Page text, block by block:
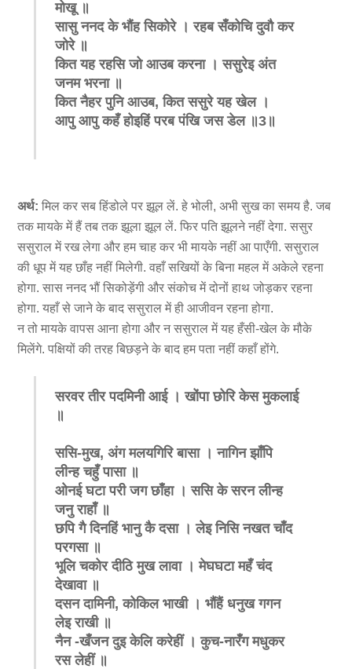
मोखू ॥
सासु ननद के भौंह सिकोरे । रहब सँकोचि दुवौ कर
जोरे ॥
कित यह रहसि जो आउब करना । ससुरेइ अंत
जनम भरना ॥
कित नैहर पुनि आउब,कित ससुरे यह खेल ।
आपु आपु कहँ होइहिं परब पंखि जस डेल ॥3 ॥
अर्थ: मिल कर सब हिंडोले पर झूल लें. हे भोली, अभी सुख का समय है. जब
तक मायके में हैं तब तक झूला झूल लें. फिर पति झूलने नहीं देगा. ससुर
ससुराल में रख लेगा और हम चाह कर भी मायके नहीं आ पाएँगी. ससुराल
की धूप में यह छाँह नहीं मिलेगी. वहाँ सखियों के बिना महल में अकेले रहना
होगा. सास ननद भौं सिकोड़ेंगी और संकोच में दोनों हाथ जोड़कर रहना
होगा. यहाँ से जाने के बाद ससुराल में ही आजीवन रहना होगा.
न तो मायके वापस आना होगा और न ससुराल में यह हँसी-खेल के मौके
मिलेंगे. पक्षियों की तरह बिछड़ने के बाद हम पता नहीं कहाँ होंगे.
सरवर तीर पदमिनी आई । खोंपा छोरि केस मुकलाई
॥
ससि-मुख,अंग मलयगिरि बासा । नागिन झाँपि
लीन्ह चहुँ पासा ॥
ओनई घटा परी जग छाँहा । ससि के सरन लीन्ह
जनु राहाँ ॥
छपि गै दिनहिं भानु कै दसा । लेइ निसि नखत चाँद
परगसा ॥
भूलि चकोर दीठि मुख लावा । मेघघटा महँ चंद
देखावा ॥
दसन दामिनी,कोकिल भाखी । भौंहैं धनुख गगन
लेइ राखी ॥
नैन -खँजन दुइ केलि करेहीं । कुच-नारँग मधुकर
रस लेहीं ॥